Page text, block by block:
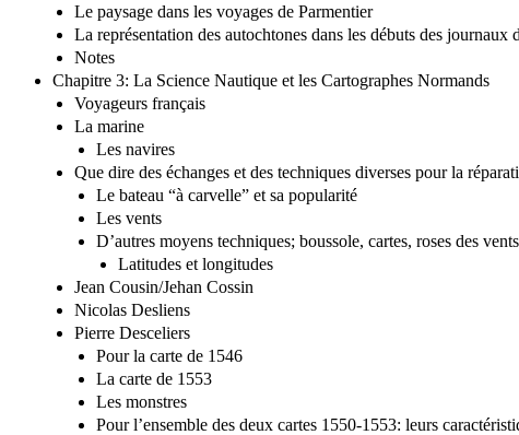
Le paysage dans les voyages de Parmentier
La représentation des autochtones dans les débuts des
Notes
Chapitre 3: La Science Nautique et les Cartographes Normands
Voyageurs français
La marine
Les navires
Que dire des échanges et des techniques diverses pour la
Le bateau “à carvelle” et sa popularité
Les vents
D’autres moyens techniques; boussole, cartes, roses des
Latitudes et longitudes
Jean Cousin/Jehan Cossin
Nicolas Desliens
Pierre Desceliers
Pour la carte de 1546
La carte de 1553
Les monstres
Pour l’ensemble des deux cartes 1550-1553: leurs